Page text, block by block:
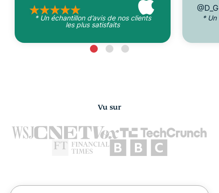
* Un échantillon d’avis de nos clients
les plus satisfaits
* Un
Vu sur